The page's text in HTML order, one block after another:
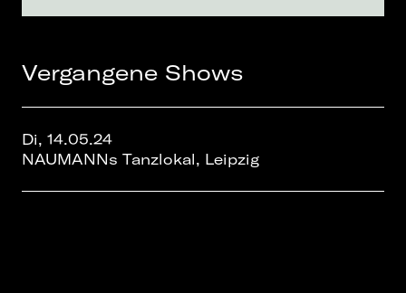
Vergangene Shows
Di, 14.05.24
NAUMANNs Tanzlokal, Leipzig